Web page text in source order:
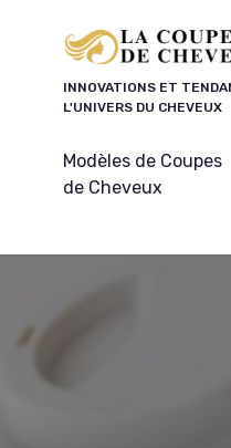
INNOVATIONS ET
L'UNIVERS DU CHEVEUX
Modèles de Coupes
de Cheveux